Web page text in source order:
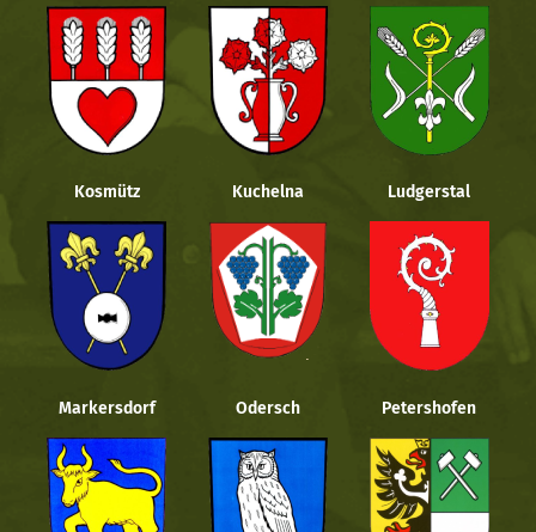
Kosmütz Kuchelna Ludgerstal
Markersdorf Odersch Petershofen